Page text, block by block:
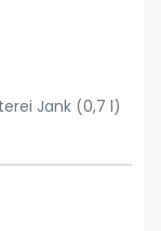
Jank (0,7 l)